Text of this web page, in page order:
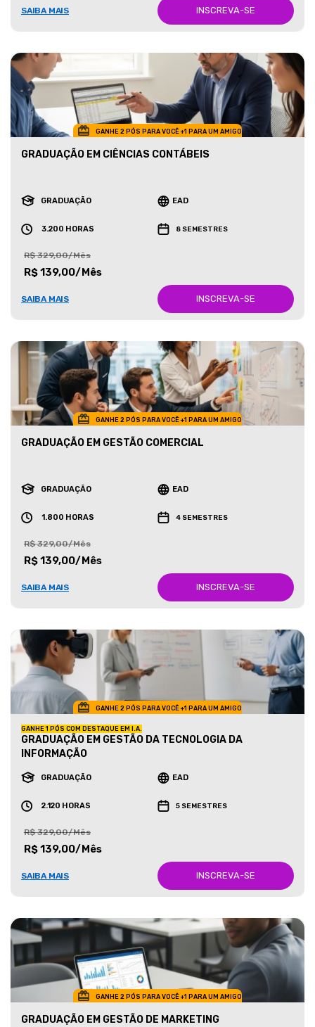
SAIBA MAIS INSCREVA-SE
GANHE 2 PÓS PARA VOCÊ +1 PARA UM AMIGO
GRADUAÇÃO EM CIÊNCIAS CONTÁBEIS
GRADUAÇÃO EAD
3.200 HORAS 8 SEMESTRES
R$ 329,00/Mês
R$ 139,00/Mês
SAIBA MAIS INSCREVA-SE
GANHE 2 PÓS PARA VOCÊ +1 PARA UM AMIGO
GRADUAÇÃO EM GESTÃO COMERCIAL
GRADUAÇÃO EAD
1.800 HORAS 4 SEMESTRES
R$ 329,00/Mês
R$ 139,00/Mês
SAIBA MAIS INSCREVA-SE
GANHE 2 PÓS PARA VOCÊ +1 PARA UM AMIGO
GANHE 1 PÓS COM DESTAQUE EM I.A.
GRADUAÇÃO EM GESTÃO DA TECNOLOGIA DA
INFORMAÇÃO
GRADUAÇÃO EAD
2.120 HORAS 5 SEMESTRES
R$ 329,00/Mês
R$ 139,00/Mês
SAIBA MAIS INSCREVA-SE
GANHE 2 PÓS PARA VOCÊ +1 PARA UM AMIGO
GRADUAÇÃO EM GESTÃO DE MARKETING